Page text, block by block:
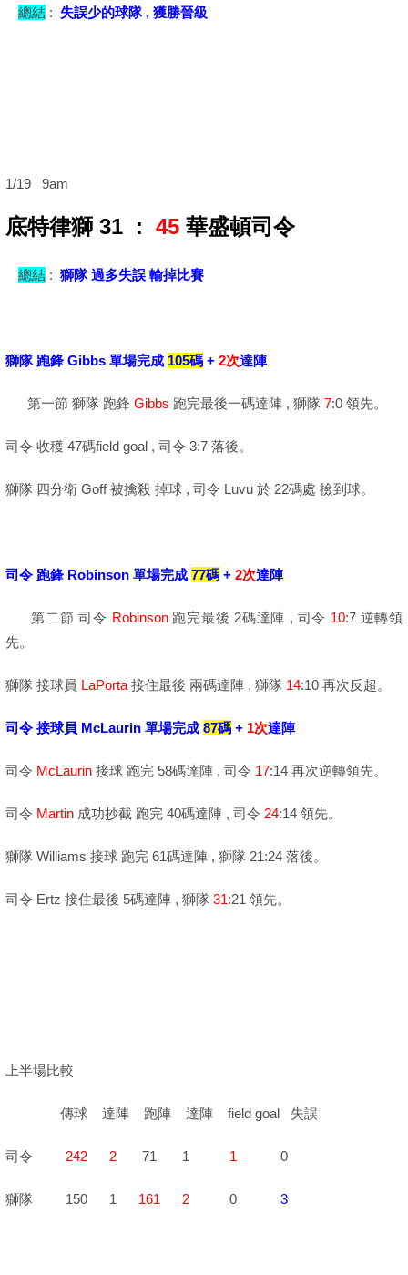
總結 : 失誤少的球隊 , 獲勝晉級
1/19 9am
底特律獅 31 : 45 華盛頓司令
總結 : 獅隊 過多失誤 輸掉比賽
獅隊 跑鋒 Gibbs 單場完成 105碼 + 2次達陣
第一節 獅隊 跑鋒 Gibbs 跑完最後一碼達陣 , 獅隊 7:0 領先。
司令 收穫 47碼field goal , 司令 3:7 落後。
獅隊 四分衛 Goff 被擒殺 掉球 , 司令 Luvu 於 22碼處 撿到球。
司令 跑鋒 Robinson 單場完成 77碼 + 2次達陣
第二節 司令 Robinson跑完最後 2碼達陣 , 司令 10:7 逆轉領
先。
獅隊 接球員 LaPorta 接住最後 兩碼達陣 , 獅隊 14:10 再次反超。
司令 接球員 McLaurin 單場完成 87碼 + 1次達陣
司令 McLaurin 接球 跑完 58碼達陣 , 司令 17:14 再次逆轉領先。
司令 Martin 成功抄截 跑完 40碼達陣 , 司令 24:14 領先。
獅隊 Williams 接球 跑完 61碼達陣 , 獅隊 21:24 落後。
司令 Ertz 接住最後 5碼達陣 , 獅隊 31:21 領先。
上半場比較
傳球 達陣 跑陣 達陣 field goal 失誤
司令 242 2 71 1 1 0
獅隊 150 1 161 2 0 3